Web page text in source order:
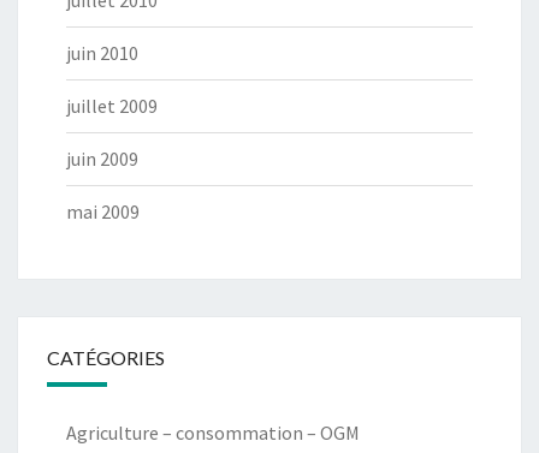
juin 2010
juillet 2009
juin 2009
mai 2009
CATÉGORIES
Agriculture – consommation – OGM